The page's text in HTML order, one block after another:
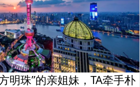
明珠”的亲姐妹，TA牵手朴